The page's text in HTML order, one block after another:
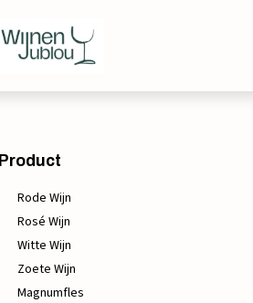
Product
Rode Wijn
Rosé Wijn
Witte Wijn
Zoete Wijn
Magnumfles